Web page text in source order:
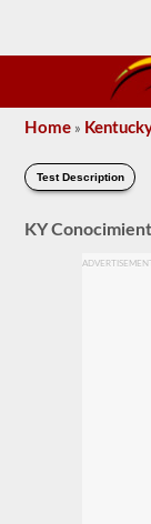
Home »
Test Description
KY